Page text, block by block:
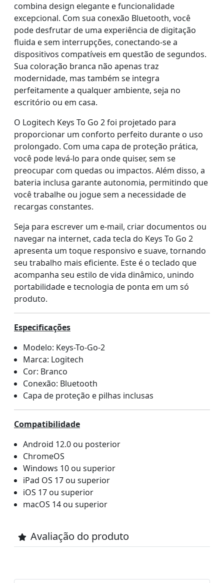
combina design elegante e funcionalidade
excepcional. Com sua conexão Bluetooth, você
pode desfrutar de uma experiência de digitação
fluida e sem interrupções, conectando-se a
dispositivos compatíveis em questão de segundos.
Sua coloração branca não apenas traz
modernidade, mas também se integra
perfeitamente a qualquer ambiente, seja no
escritório ou em casa.
O Logitech Keys To Go 2 foi projetado para
proporcionar um conforto perfeito durante o uso
prolongado. Com uma capa de proteção prática,
você pode levá-lo para onde quiser, sem se
preocupar com quedas ou impactos. Além disso, a
bateria inclusa garante autonomia, permitindo que
você trabalhe ou jogue sem a necessidade de
recargas constantes.
Seja para escrever um e-mail, criar documentos ou
navegar na internet, cada tecla do Keys To Go 2
apresenta um toque responsivo e suave, tornando
seu trabalho mais eficiente. Este é o teclado que
acompanha seu estilo de vida dinâmico, unindo
portabilidade e tecnologia de ponta em um só
produto.
Especificações
Modelo: Keys-To-Go-2
Marca: Logitech
Cor: Branco
Conexão: Bluetooth
Capa de proteção e pilhas inclusas
Compatibilidade
Android 12.0 ou posterior
ChromeOS
Windows 10 ou superior
iPad OS 17 ou superior
iOS 17 ou superior
macOS 14 ou superior
Avaliação do produto